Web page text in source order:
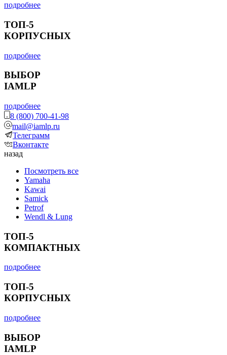
подробнее
ТОП-5
КОРПУСНЫХ
подробнее
ВЫБОР
IAMLP
подробнее
8 (800) 700-41-98
mail@iamlp.ru
Телеграмм
Вконтакте
назад
Посмотреть все
Yamaha
Kawai
Samick
Petrof
Wendl & Lung
ТОП-5
КОМПАКТНЫХ
подробнее
ТОП-5
КОРПУСНЫХ
подробнее
ВЫБОР
IAMLP